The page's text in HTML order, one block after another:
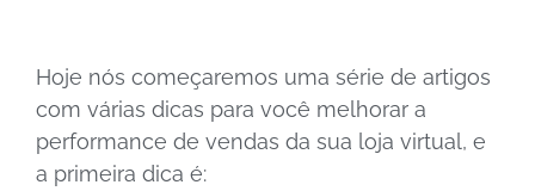
Hoje nós começaremos uma série de artigos
com várias dicas para você melhorar a
performance de vendas da sua loja virtual, e
a primeira dica é: